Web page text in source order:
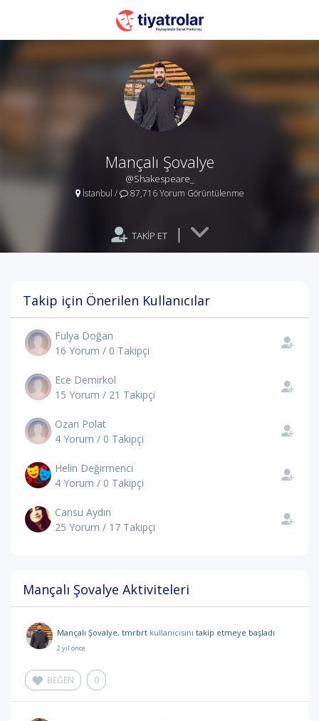
Mançalı Şovalye
@Shakespeare_
İstanbul / 87,716 Yorum Görüntülenme
TAKİP ET |
Takip için Önerilen Kullanıcılar
Fulya Doğan
16 Yorum / 0 Takipçi
Ece Demirkol
15 Yorum / 21 Takipçi
Ozan Polat
4 Yorum / 0 Takipçi
Helin Değirmenci
4 Yorum / 0 Takipçi
Cansu Aydın
25 Yorum / 17 Takipçi
Mançalı Şovalye Aktiviteleri
Mançalı Şovalye, tmrbrt kullanıcısını takip etmeye başladı
2 yıl önce
BEĞEN 0